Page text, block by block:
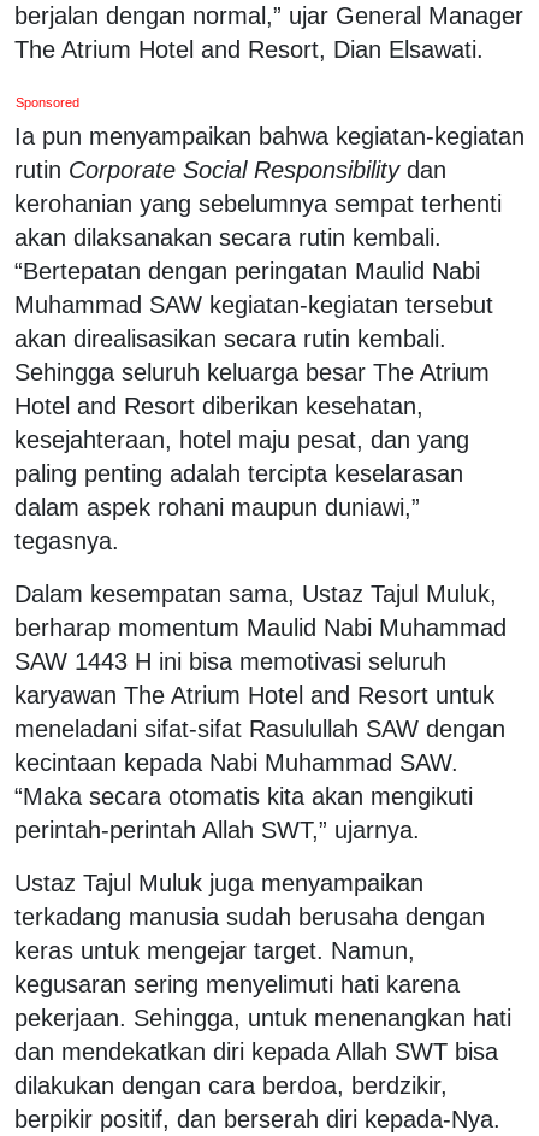
berjalan dengan normal,” ujar General Manager
The Atrium Hotel and Resort, Dian Elsawati.
Sponsored
Ia pun menyampaikan bahwa kegiatan-kegiatan
rutin Corporate Social Responsibilitydan
kerohanian yang sebelumnya sempat terhenti
akan dilaksanakan secara rutin kembali.
“Bertepatan dengan peringatan Maulid Nabi
Muhammad SAW kegiatan-kegiatan tersebut
akan direalisasikan secara rutin kembali.
Sehingga seluruh keluarga besar The Atrium
Hotel and Resort diberikan kesehatan,
kesejahteraan, hotel maju pesat, dan yang
paling penting adalah tercipta keselarasan
dalam aspek rohani maupun duniawi,”
tegasnya.
Dalam kesempatan sama, Ustaz Tajul Muluk,
berharap momentum Maulid Nabi Muhammad
SAW 1443 H ini bisa memotivasi seluruh
karyawan The Atrium Hotel and Resort untuk
meneladani sifat-sifat Rasulullah SAW dengan
kecintaan kepada Nabi Muhammad SAW.
“Maka secara otomatis kita akan mengikuti
perintah-perintah Allah SWT,” ujarnya.
Ustaz Tajul Muluk juga menyampaikan
terkadang manusia sudah berusaha dengan
keras untuk mengejar target. Namun,
kegusaran sering menyelimuti hati karena
pekerjaan. Sehingga, untuk menenangkan hati
dan mendekatkan diri kepada Allah SWT bisa
dilakukan dengan cara berdoa, berdzikir,
berpikir positif, dan berserah diri kepada-Nya.